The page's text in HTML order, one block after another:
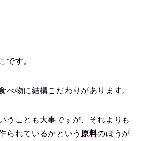
です。
べ物に結構こだわりがあります。
うことも大事ですが、それよりも
られているかという 原料のほうが